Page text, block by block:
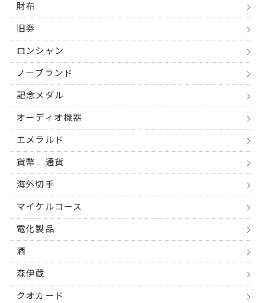
財布
旧券
ロンシャン
ノーブランド
記念メダル
オーディオ機器
エメラルド
貨幣 通貨
海外切手
マイケルコース
電化製品
酒
森伊蔵
クオカード